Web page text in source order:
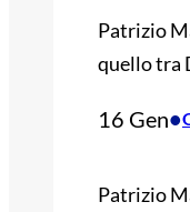
Patrizio
quello tra
16 Gen•
Patrizio